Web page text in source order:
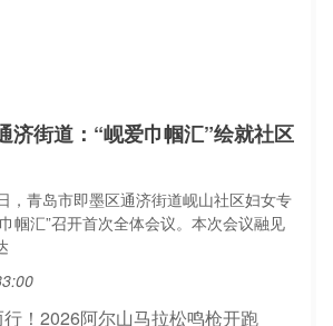
济街道：“岘爱巾帼汇”绘就社区
，青岛市即墨区通济街道岘山社区妇女专
帼汇”召开首次全体会议。本次会议融见